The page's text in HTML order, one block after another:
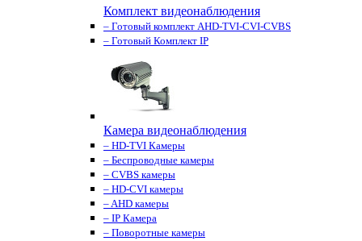
Комплект видеонаблюдения
– Готовый комплект AHD-TVI-CVI-CVBS
– Готовый Комплект IP
Камера видеонаблюдения
– HD-TVI Камеры
– Беспроводные камеры
– CVBS камеры
– HD-CVI камеры
– AHD камеры
– IP Камера
– Поворотные камеры